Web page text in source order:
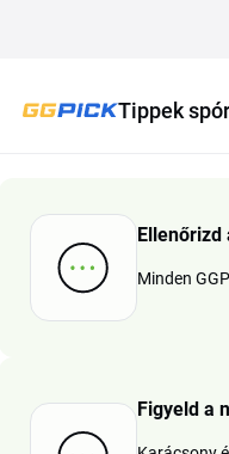
Tippek
Minden
Figyeld a